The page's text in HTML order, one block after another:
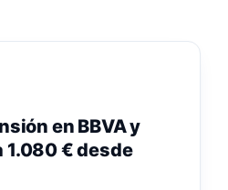
en BBVA y
€ desde